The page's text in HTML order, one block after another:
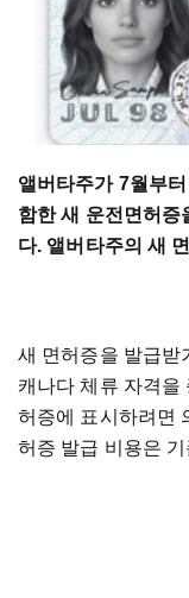
앨버타주가 7월부
함한 새 운전면허증
다. 앨버타주의 새
새 면허증을 발급받
캐나다 체류 자격을
허증에 표시하려면
허증 발급 비용은